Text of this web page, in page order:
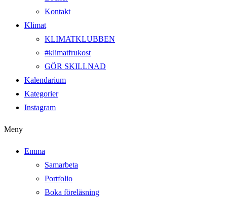
Kontakt
Klimat
KLIMATKLUBBEN
#klimatfrukost
GÖR SKILLNAD
Kalendarium
Kategorier
Instagram
Meny
Emma
Samarbeta
Portfolio
Boka föreläsning